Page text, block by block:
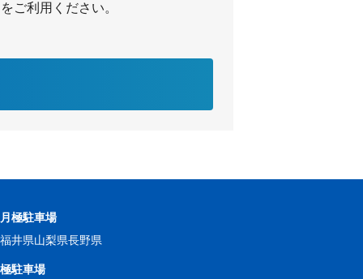
ご利用ください。
極駐車場
福井県山梨県長野県
駐車場